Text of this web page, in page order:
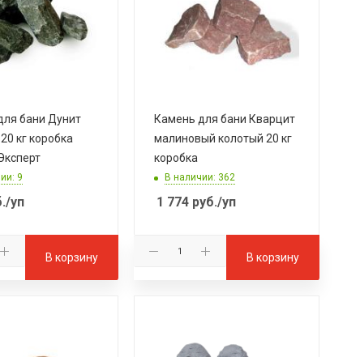
бани Дунит
кг коробка
9
/уп
В корзину
Камень для бани Кварцит
малиновый колотый 20 кг
коробка
В наличии: 362
1 774руб./уп
В корзину